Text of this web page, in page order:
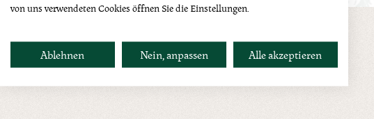
von uns verwendeten Cookies öffnen Sie die Einstellungen.
Ablehnen Nein, anpassen Alle akzeptieren